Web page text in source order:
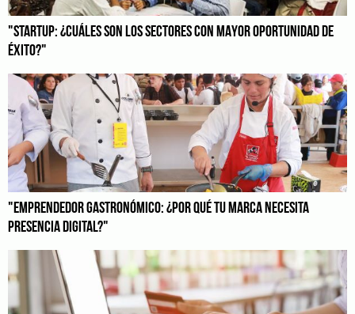
"STARTUP: ¿CUÁLES SON LOS SECTORES CON MAYOR OPORTUNIDAD DE
ÉXITO?"
"EMPRENDEDOR GASTRONÓMICO: ¿POR QUÉ TU MARCA NECESITA
PRESENCIA DIGITAL?"